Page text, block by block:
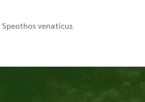
Speothos venaticus